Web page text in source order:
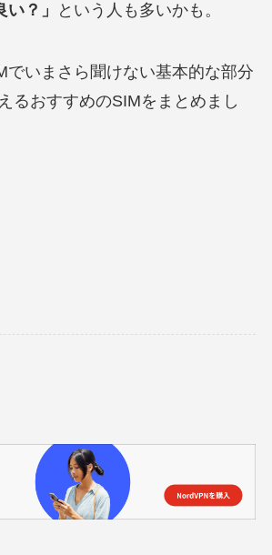
？」
という人も多いかも。
でいまさら聞けない基本的な部分
るおすすめのSIMをまとめまし